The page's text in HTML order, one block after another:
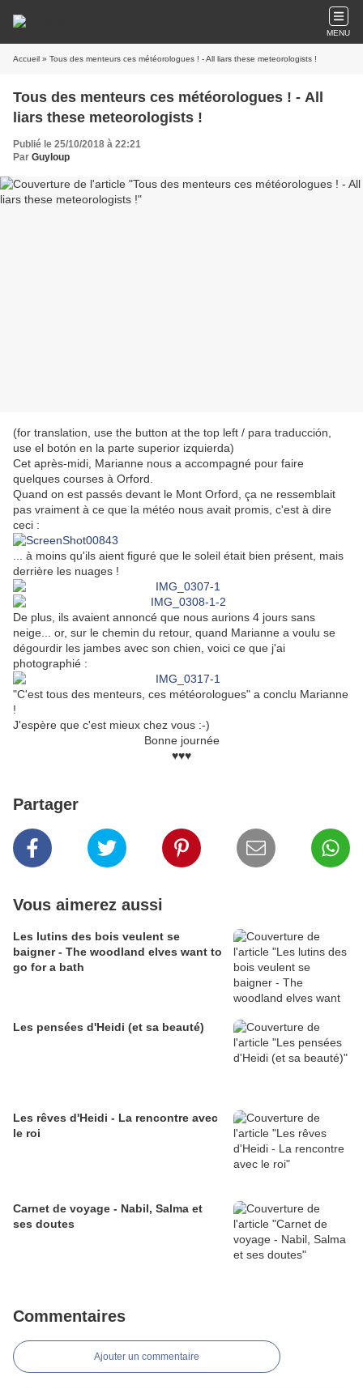
MENU
Accueil » Tous des menteurs ces météorologues ! - All liars these meteorologists !
Tous des menteurs ces météorologues ! - All
liars these meteorologists !
Publié le 25/10/2018 à 22:21
Par Guyloup
(for translation, use the button at the top left / para traducción,
use el botón en la parte superior izquierda)
Cet après-midi, Marianne nous a accompagné pour faire
quelques courses à Orford.
Quand on est passés devant le Mont Orford, ça ne ressemblait
pas vraiment à ce que la météo nous avait promis, c'est à dire
ceci :
... à moins qu'ils aient figuré que le soleil était bien présent, mais
derrière les nuages !
De plus, ils avaient annoncé que nous aurions 4 jours sans
neige... or, sur le chemin du retour, quand Marianne a voulu se
dégourdir les jambes avec son chien, voici ce que j'ai
photographié :
"C'est tous des menteurs, ces météorologues" a conclu Marianne
!
J'espère que c'est mieux chez vous :-)
Bonne journée
♥♥♥
Partager
Vous aimerez aussi
Les lutins des bois veulent se
baigner - The woodland elves want to
go for a bath
Les pensées d'Heidi (et sa beauté)
Les rêves d'Heidi - La rencontre avec
le roi
Carnet de voyage - Nabil, Salma et
ses doutes
Commentaires
Ajouter un commentaire